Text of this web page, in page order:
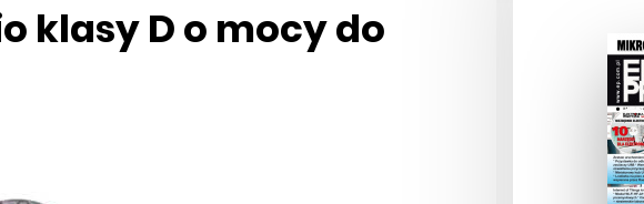
klasy D o mocy do